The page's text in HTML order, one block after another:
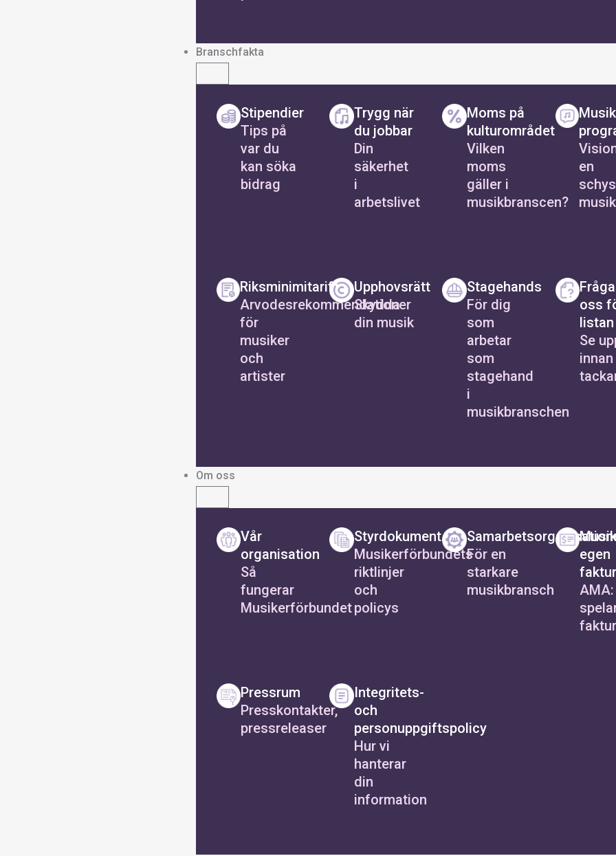
Branschfakta
Stipendier
Tips på
var du
kan söka
bidrag
Trygg när
du jobbar
Din
säkerhet
i
arbetslivet
Moms på
kulturområdet
Vilken
moms
gäller i
musikbranscen?
en
Riksminimitariffen
Arvodesrekommendationer
för
musiker
och
artister
Upphovsrätt
Skydda
din musik
Stagehands
För dig
som
arbetar
som
stagehand
i
musikbranschen
Fråga
oss
listan
Se
Om oss
Vår
organisation
Så
fungerar
Musikerförbundet
Styrdokument
Musikerförbundets
riktlinjer
och
policys
För en
starkare
musikbransch
egen
AMA:
Pressrum
Presskontakter,
pressreleaser
Integritets-
och
personuppgiftspolicy
Hur vi
hanterar
din
information